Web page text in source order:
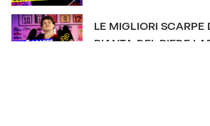
LE MIGLIORI SCARPE
PIANTA DEL PIEDE